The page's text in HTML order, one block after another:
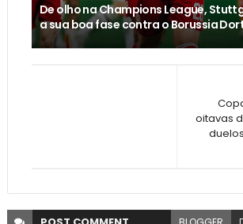
De olho na Champions League,
a sua boa fase contra o Borussia
oitavas